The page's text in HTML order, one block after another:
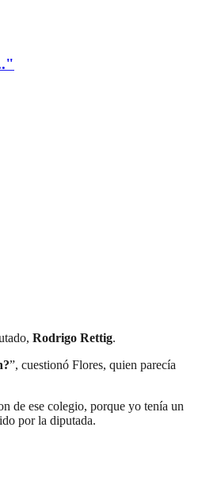
Rodrigo Rettig.
”, cuestionó Flores, quien parecía
de ese colegio, porque yo tenía un
por la diputada.